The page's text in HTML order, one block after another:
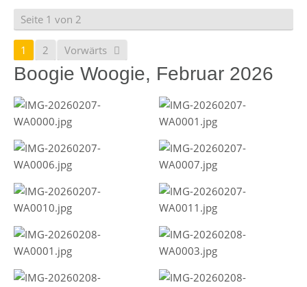
Seite 1 von 2
1 2 Vorwärts
Boogie Woogie, Februar 2026